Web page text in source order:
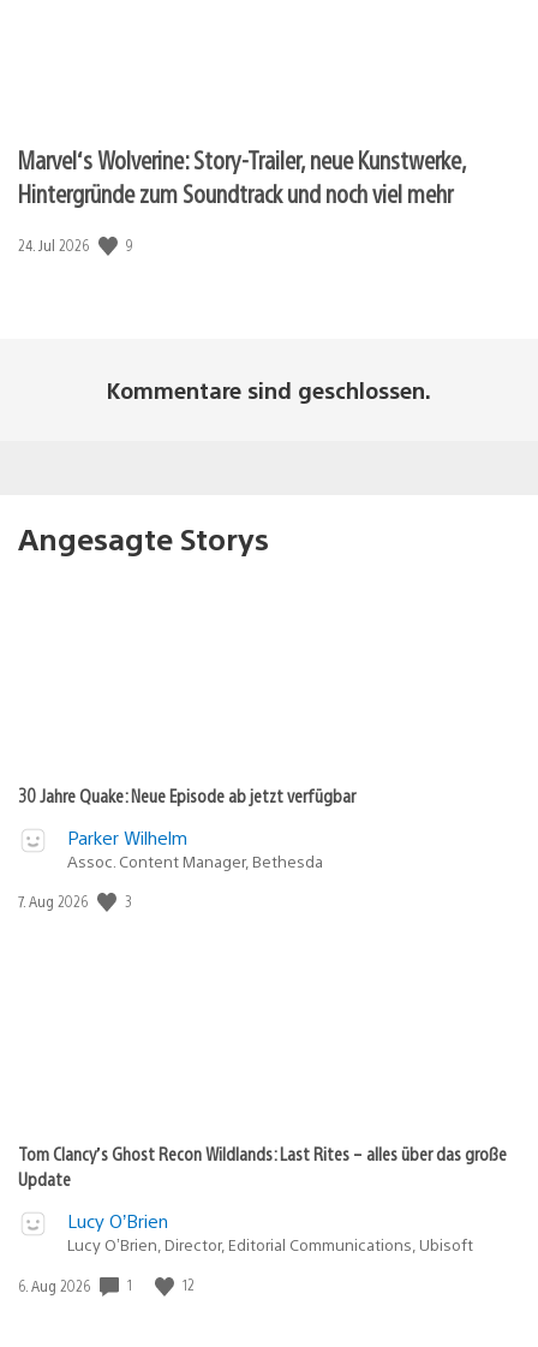
Marvel‘s Wolverine: Story-Trailer, neue Kunstwerke,
Hintergründe zum Soundtrack und noch viel mehr
Veröffentlichungsdatum:
24. Jul 2026 9
Kommentare sind geschlossen.
Angesagte Storys
30 Jahre Quake: Neue Episode ab jetzt verfügbar
Parker Wilhelm
Assoc. Content Manager, Bethesda
Veröffentlichungsdatum:
7. Aug 2026 3
Tom Clancy’s Ghost Recon Wildlands: Last Rites – alles über das große
Update
Lucy O’Brien
Lucy O’Brien, Director, Editorial Communications, Ubisoft
Veröffentlichungsdatum:
6. Aug 2026 1 12